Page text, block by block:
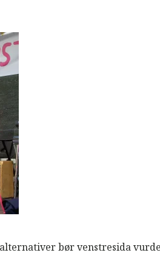
bør venstresida